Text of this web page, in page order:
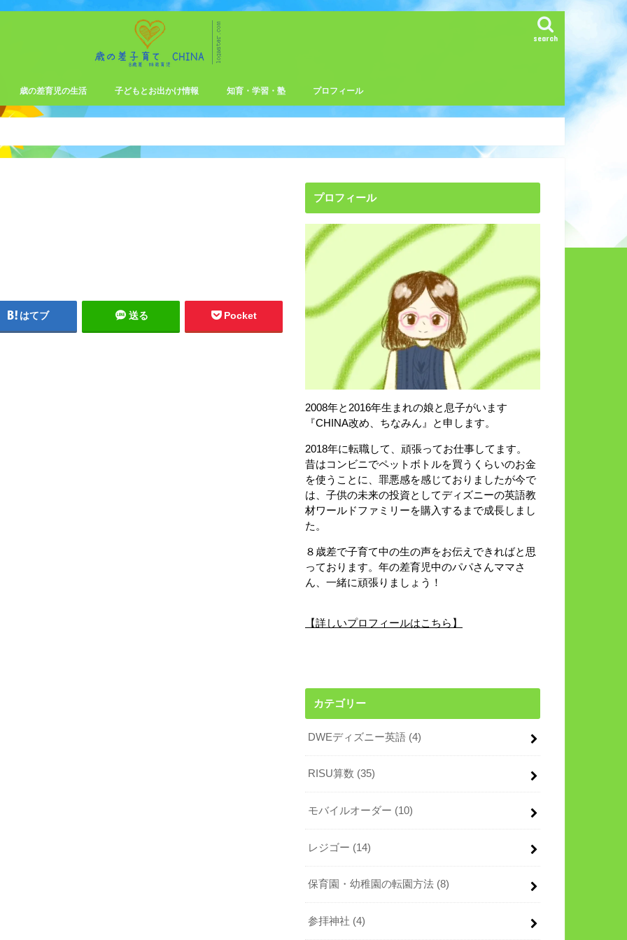
search
歳の差育児の生活
保育園・幼稚園の転園方法
子どもとお出かけ情報 知育・学習・塾 プロフィール
はてブ 送る Pocket
プロフィール
2008年と2016年生まれの娘と息子がいます
『CHINA改め、ちなみん』と申します。
2018年に転職して、頑張ってお仕事してます。
昔はコンビニでペットボトルを買うくらいのお金
を使うことに、罪悪感を感じておりましたが今で
は、子供の未来の投資としてディズニーの英語教
材ワールドファミリーを購入するまで成長しまし
た。
８歳差で子育て中の生の声をお伝えできればと思
っております。年の差育児中のパパさんママさ
ん、一緒に頑張りましょう！
【詳しいプロフィールはこちら】
カテゴリー
DWEディズニー英語 (4)
RISU算数 (35)
モバイルオーダー (10)
レジゴー (14)
保育園・幼稚園の転園方法 (8)
参拝神社 (4)